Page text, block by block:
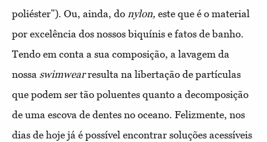
poliéster”). Ou, ainda, do nylon, este que é o material
por excelência dos nossos biquínis e fatos de banho.
Tendo em conta a sua composição, a lavagem da
nossa swimwearresulta na libertação de partículas
que podem ser tão poluentes quanto a decomposição
de uma escova de dentes no oceano. Felizmente, nos
dias de hoje já é possível encontrar soluções acessíveis